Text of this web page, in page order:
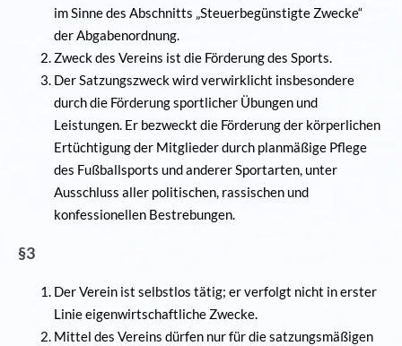
im Sinne des Abschnitts „Steuerbegünstigte Zwecke“
der Abgabenordnung.
Zweck des Vereins ist die Förderung des Sports.
Der Satzungszweck wird verwirklicht insbesondere
durch die Förderung sportlicher Übungen und
Leistungen. Er bezweckt die Förderung der körperlichen
Ertüchtigung der Mitglieder durch planmäßige Pflege
des Fußballsports und anderer Sportarten, unter
Ausschluss aller politischen, rassischen und
konfessionellen Bestrebungen.
§3
Der Verein ist selbstlos tätig; er verfolgt nicht in erster
Linie eigenwirtschaftliche Zwecke.
Mittel des Vereins dürfen nur für die satzungsmäßigen